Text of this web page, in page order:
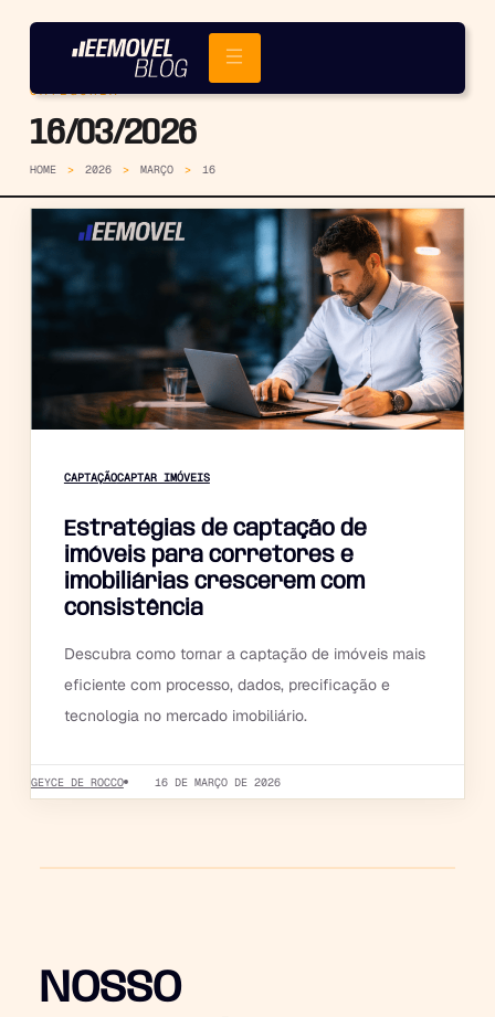
CATEGORIA
16/03/2026
HOME 2026 MARÇO 16
CAPTAÇÃOCAPTAR IMÓVEIS
Estratégias de captação de
imóveis para corretores e
imobiliárias crescerem com
consistência
Descubra como tornar a captação de imóveis mais
eficiente com processo, dados, precificação e
tecnologia no mercado imobiliário.
GEYCE DE ROCCO 16 DE MARÇO DE 2026
NOSSO